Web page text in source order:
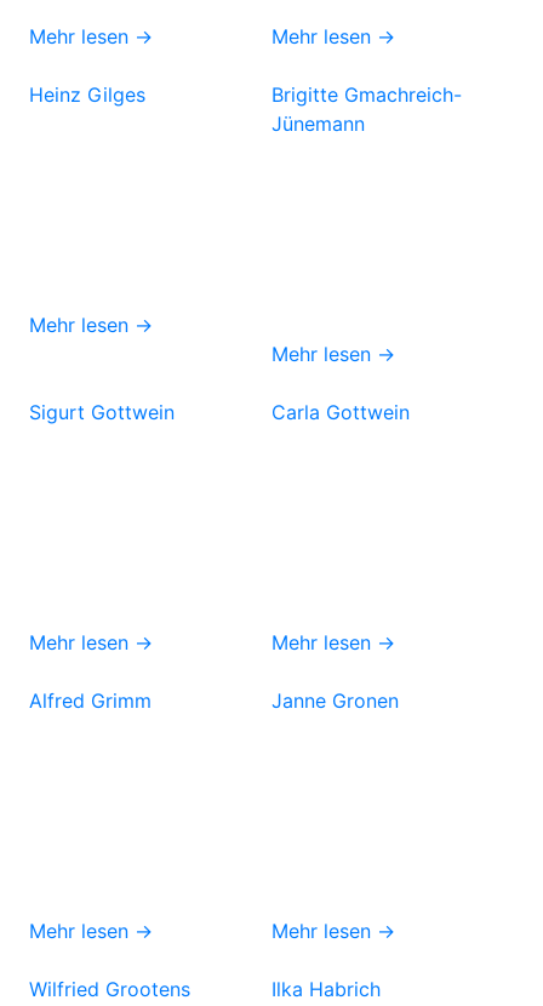
Mehr lesen → Mehr lesen →
Heinz Gilges
Mehr lesen →
Brigitte Gmachreich-
Jünemann
Mehr lesen →
Sigurt Gottwein
Mehr lesen →
Carla Gottwein
Mehr lesen →
Alfred Grimm
Mehr lesen →
Janne Gronen
Mehr lesen →
Wilfried Grootens Ilka Habrich